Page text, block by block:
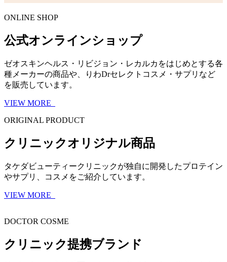
ONLINE SHOP
公式オンラインショップ
ゼオスキンヘルス・リビジョン・レカルカをはじめとする各
種メーカーの商品や、りわDrセレクトコスメ・サプリなど
を販売しています。
VIEW MORE
ORIGINAL PRODUCT
クリニックオリジナル商品
タケダビューティークリニックが独自に開発したプロテイン
やサプリ、コスメをご紹介しています。
VIEW MORE
DOCTOR COSME
クリニック提携ブランド